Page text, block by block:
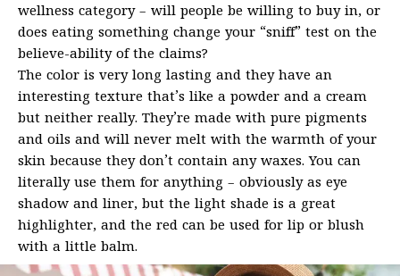
wellness category – will people be willing to buy in, or
does eating something change your “sniff” test on the
believe-ability of the claims?
The color is very long lasting and they have an
interesting texture that’s like a powder and a cream
but neither really. They’re made with pure pigments
and oils and will never melt with the warmth of your
skin because they don’t contain any waxes. You can
literally use them for anything – obviously as eye
shadow and liner, but the light shade is a great
highlighter, and the red can be used for lip or blush
with a little balm.